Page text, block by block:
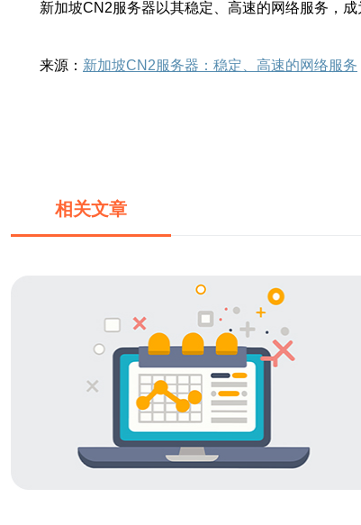
新加坡CN2服务器以其稳定、高速的网络服务，
来源： 新加坡CN2服务器：稳定、高速的网络服务
相关文章